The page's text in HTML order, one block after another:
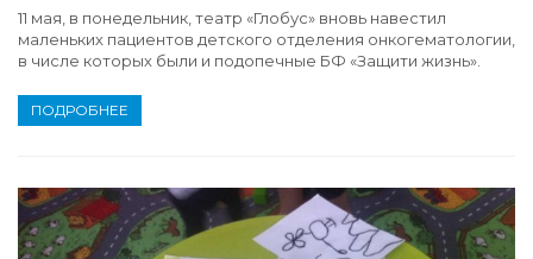
11 мая, в понедельник, театр «Глобус» вновь навестил
маленьких пациентов детского отделения онкогематологии,
в числе которых были и подопечные БФ «Защити жизнь».
ПОДРОБНЕЕ